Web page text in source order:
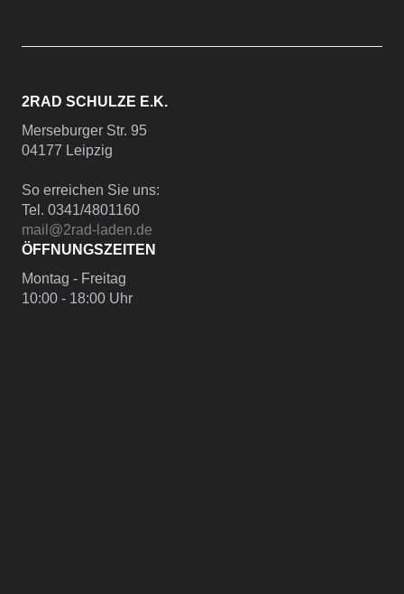
2RAD SCHULZE E.K.
Merseburger Str. 95
04177 Leipzig
So erreichen Sie uns:
Tel. 0341/4801160
mail@2rad-laden.de
ÖFFNUNGSZEITEN
Montag - Freitag
10:00 - 18:00 Uhr